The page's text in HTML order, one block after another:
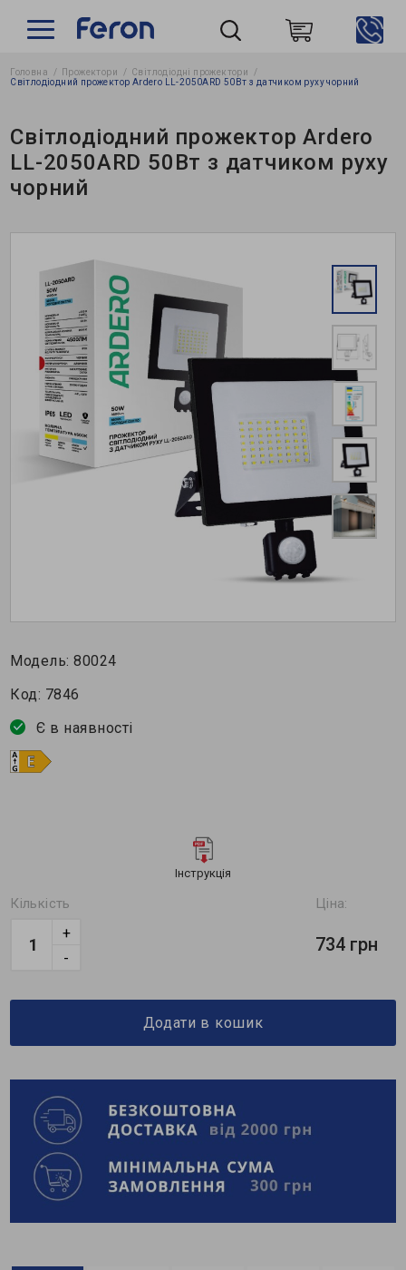
Пошук
Головна Прожектори
Світлодіодні прожектори
Світлодіодний прожектор Ardero LL-2050ARD 50Вт з датчиком руху чорний
Світлодіодний прожектор Ardero
LL-2050ARD 50Вт з датчиком руху
чорний
Модель:80024
Код: 7846
Є в наявності
Інструкція
Кількість
-
+
Ціна:
734 грн
Додати в кошик